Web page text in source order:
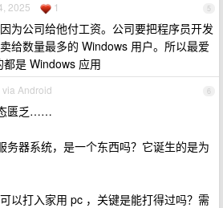
5
2025 1
为公司给他付工资。公司要把程序员开发
给数量最多的 Windows 用户。所以最爱
是 Windows 应用
6
Android
匮乏……
务器系统，是一个东西吗？它诞生的是为
以打入家用 pc ，关键是能打得过吗？需